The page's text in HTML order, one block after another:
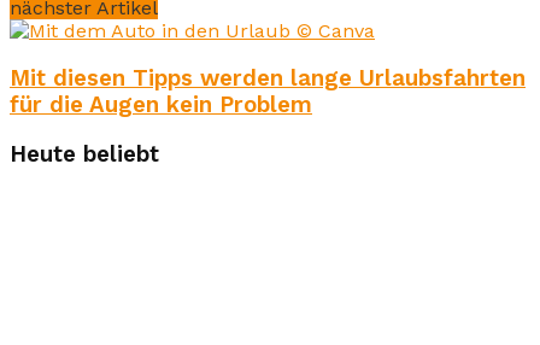
nächster Artikel
Mit diesen Tipps werden lange Urlaubsfahrten
für die Augen kein Problem
Heute beliebt